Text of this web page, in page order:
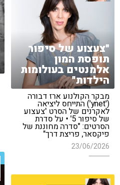
"צעצוע של סיפור
תופסת המון
אלמנטים בעולומות
הילדות"
מבקר הקולנוע ארז דבורה
('ynet') התייחס ליציאה
לאקרנים של הסרט 'צעצוע
של סיפור 5' • על סדרת
הסרטים: "סדרה מחוננת של
פיקסאר, פריצת דרך"
23/06/2026